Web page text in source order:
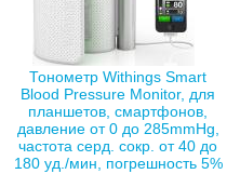
Тонометр Withings Smart
Blood Pressure Monitor, для
планшетов, смартфонов,
давление от 0 до 285mmHg,
частота серд. сокр. от 40 до
180 уд./мин, погрешность 5%